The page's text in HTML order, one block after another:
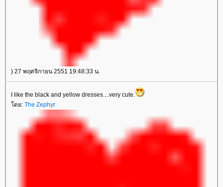
) 27 พฤศจิกายน 2551 19:48:33 น.
I like the black and yellow dresses....very cute.
ดย: The Zephyr